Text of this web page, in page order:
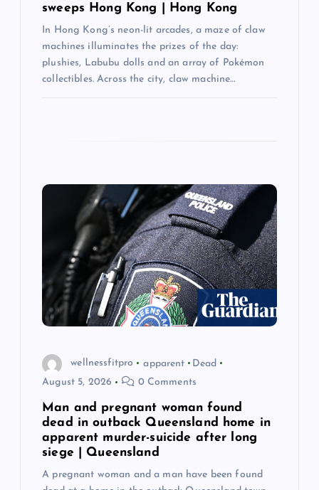
sweeps Hong Kong | Hong Kong
In Hong Kong’s neon-lit arcades, a maze of claw
machines illuminates the prizes of the day:
plushies, Labubu dolls and an array of Pokémon
collectibles. Across the city, claw machine…
wellnessfitpro apparent
Dead
August 5, 2026
0 Comments
Man and pregnant woman found
dead in outback Queensland home in
apparent murder-suicide after long
siege | Queensland
A pregnant woman and a man have been found